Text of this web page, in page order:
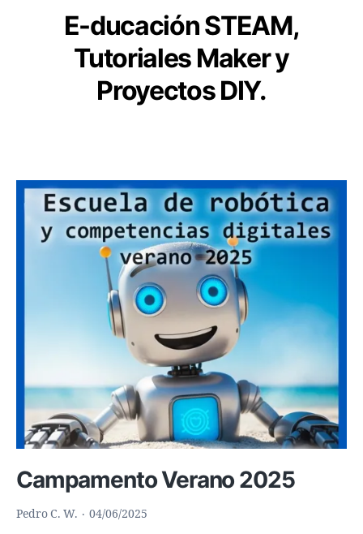
se
acerca!
E-ducación STEAM,
Tutoriales Maker y
Proyectos DIY.
Campamento Verano 2025
Pedro C. W. 04/06/2025